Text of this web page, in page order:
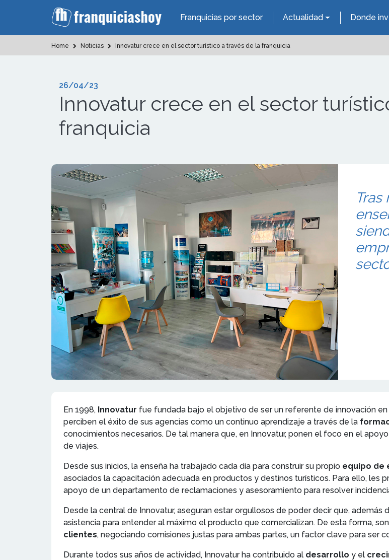
Franquicias por sector Actualidad Donde
Home Noticias Innovatur crece en el sector turístico a través de la franquicia
26/04/23
Innovatur crece en el sector
franquicia
En 1998, Innovatur fue fundada bajo el objetivo de ser un referente de innovación
perciben el éxito de sus agencias como un continuo aprendizaje a través de la
conocimientos necesarios. De tal manera que, en Innovatur, ponen el foco en el
de viajes.
Desde sus inicios, la enseña ha trabajado cada día para construir su propio equipo de
asociados la capacitación adecuada en productos y destinos turísticos. Para ello, les
apoyo de un departamento de reclamaciones y asesoramiento para resolver
Desde la central de Innovatur, aseguran estar orgullosos de poder decir que,
asistencia para entender al máximo el producto que comercializan. De esta forma,
clientes, negociando comisiones justas para ambas partes, un factor clave para ser
Durante todos sus años de actividad, Innovatur ha contribuido al desarrollo y el